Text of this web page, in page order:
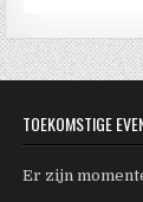
TOEKOMSTIGE
Er zijn